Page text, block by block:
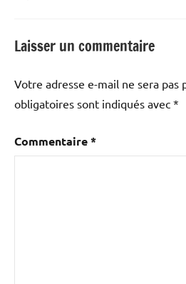
Laisser un commentaire
Votre adresse e-mail ne sera pas
obligatoires sont indiqués avec *
Commentaire*